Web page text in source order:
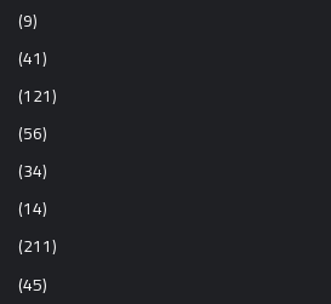
(9)
(41)
(121)
(56)
(34)
(14)
(211)
(45)